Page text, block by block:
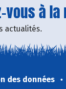
à
actualités.
des données